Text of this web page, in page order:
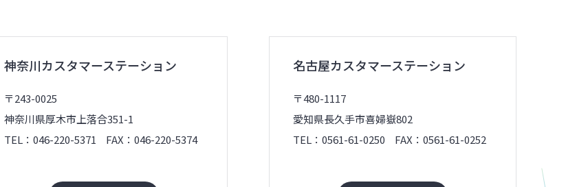
神奈川カスタマーステーション
〒243-0025
神奈川県厚木市上落合351-1
TEL：046-220-5371
FAX：046-220-5374
名古屋カスタマーステーション
〒480-1117
愛知県長久手市喜婦嶽802
TEL：0561-61-0250
FAX：0561-61-0252